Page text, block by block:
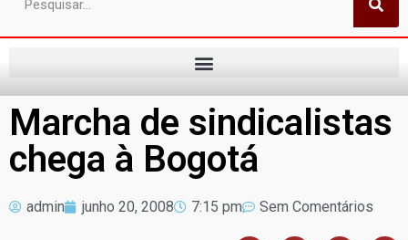
Marcha de sindicalistas
chega à Bogotá
admin junho 20, 2008 7:15 pm Sem Comentários